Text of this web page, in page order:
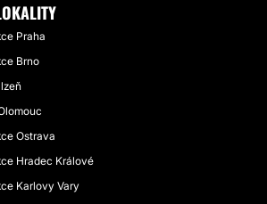
Praha
Brno
Ostrava
Hradec Králové
Karlovy Vary